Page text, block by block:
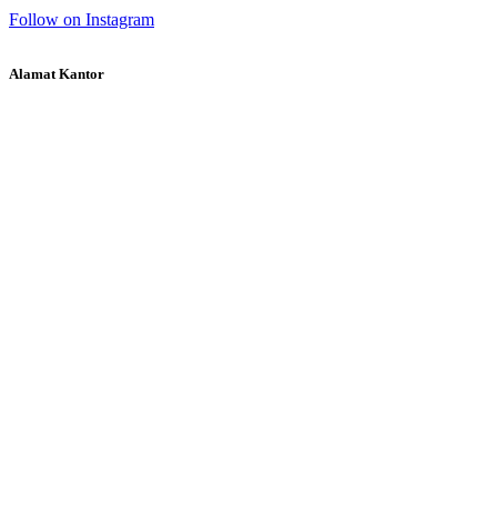
Follow on Instagram
Alamat Kantor